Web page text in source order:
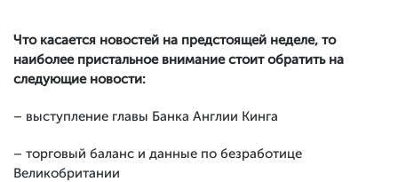
Что касается новостей на предстоящей неделе, то
наиболее пристальное внимание стоит обратить на
следующие новости:
– выступление главы Банка Англии Кинга
– торговый баланс и данные по безработице
Великобритании